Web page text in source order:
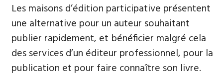
Les maisons d’édition participative présentent
une alternative pour un auteur souhaitant
publier rapidement, et bénéficier malgré cela
des services d’un éditeur professionnel, pour la
publication et pour faire connaître son livre.